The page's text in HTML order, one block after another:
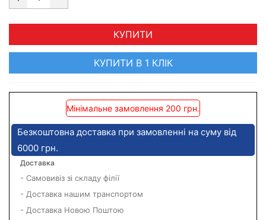
КУПИТИ
КУПИТИ В 1 КЛІК
Мінімальне замовлення 200 грн.
Безкоштовна доставка при замовленні на суму від
6000 грн.
Доставка
- Самовивіз зі складу філії
- Доставка нашим транспортом
- Доставка Новою Поштою